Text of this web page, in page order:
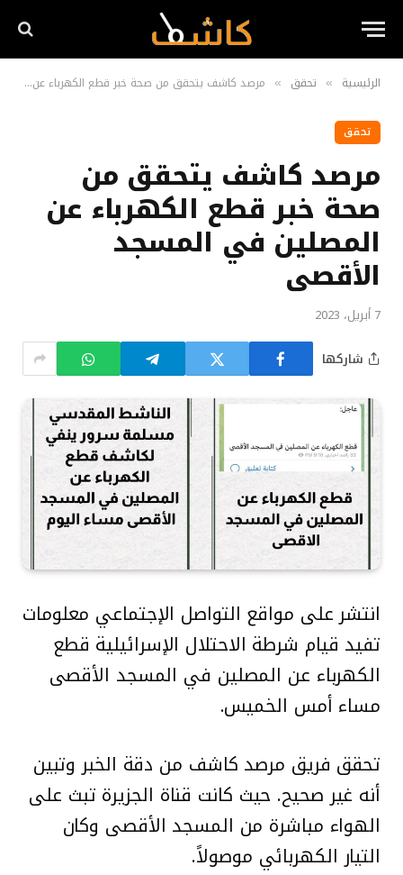
الرئيسية » تحقق » مرصد كاشف يتحقق من صحة خبر قطع الكهرباء عن المصلين في المسجد الأقصى
تحقق
مرصد كاشف يتحقق من
صحة خبر قطع الكهرباء عن
المصلين في المسجد
الأقصى
7 أبريل، 2023
شاركها
انتشر على مواقع التواصل الإجتماعي معلومات
تفيد قيام شرطة الاحتلال الإسرائيلية قطع
الكهرباء عن المصلين في المسجد الأقصى
مساء أمس الخميس.
تحقق فريق مرصد كاشف من دقة الخبر وتبين
أنه غير صحيح. حيث كانت قناة الجزيرة تبث على
الهواء مباشرة من المسجد الأقصى وكان
التيار الكهربائي موصولاً.